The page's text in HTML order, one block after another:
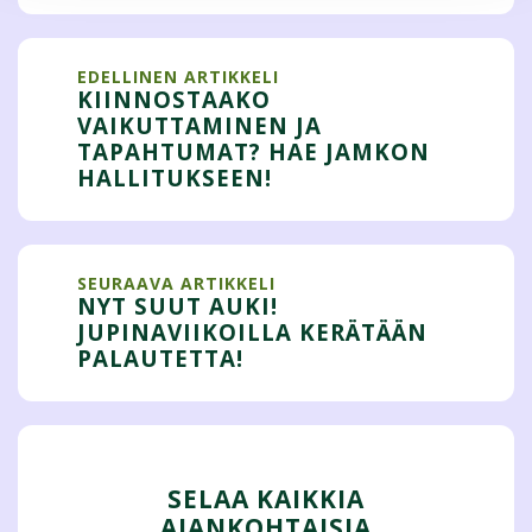
EDELLINEN ARTIKKELI
KIINNOSTAAKO
VAIKUTTAMINEN JA
TAPAHTUMAT? HAE JAMKON
HALLITUKSEEN!
SEURAAVA ARTIKKELI
NYT SUUT AUKI!
JUPINAVIIKOILLA KERÄTÄÄN
PALAUTETTA!
SELAA KAIKKIA